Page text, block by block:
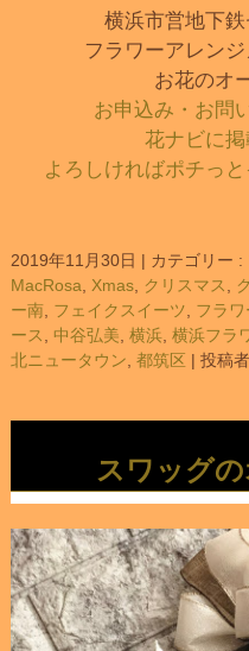
横浜市営地下
フラワーアレン
お花のオ
お申込み・お問
花ナビに掲
よろしければポチっ
2019年11月30日 | カテゴリー :
MacRosa
Xmas, クリスマス
ー南, フェイクスイーツ フラ
ース
中谷弘美 横浜, 横浜フラ
北ニュータウン 都筑区 | 投稿
スワッグの